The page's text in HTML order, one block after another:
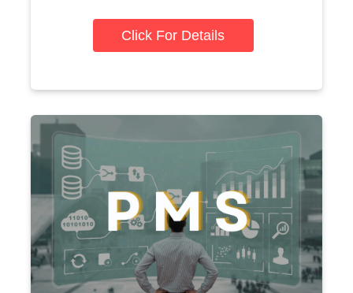
Click For Details